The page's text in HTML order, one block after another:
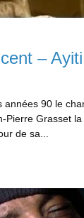
–
années 90 le
Pierre Grasset
de sa...